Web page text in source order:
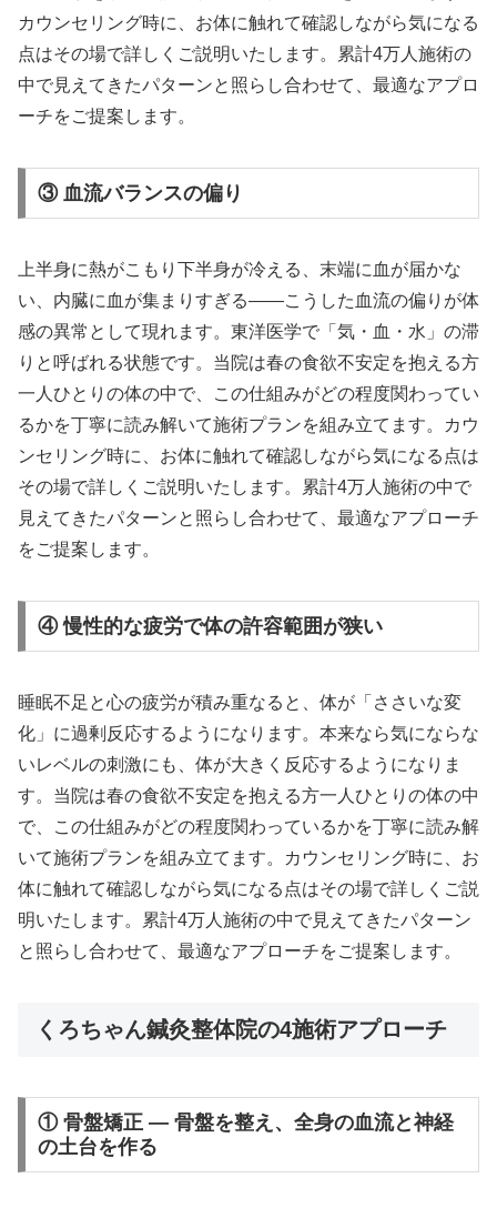
カウンセリング時に、お体に触れて確認しながら気になる
点はその場で詳しくご説明いたします。累計4万人施術の
中で見えてきたパターンと照らし合わせて、最適なアプロ
ーチをご提案します。
③ 血流バランスの偏り
上半身に熱がこもり下半身が冷える、末端に血が届かな
い、内臓に血が集まりすぎる——こうした血流の偏りが体
感の異常として現れます。東洋医学で「気・血・水」の滞
りと呼ばれる状態です。当院は春の食欲不安定を抱える方
一人ひとりの体の中で、この仕組みがどの程度関わってい
るかを丁寧に読み解いて施術プランを組み立てます。カウ
ンセリング時に、お体に触れて確認しながら気になる点は
その場で詳しくご説明いたします。累計4万人施術の中で
見えてきたパターンと照らし合わせて、最適なアプローチ
をご提案します。
④ 慢性的な疲労で体の許容範囲が狭い
睡眠不足と心の疲労が積み重なると、体が「ささいな変
化」に過剰反応するようになります。本来なら気にならな
いレベルの刺激にも、体が大きく反応するようになりま
す。当院は春の食欲不安定を抱える方一人ひとりの体の中
で、この仕組みがどの程度関わっているかを丁寧に読み解
いて施術プランを組み立てます。カウンセリング時に、お
体に触れて確認しながら気になる点はその場で詳しくご説
明いたします。累計4万人施術の中で見えてきたパターン
と照らし合わせて、最適なアプローチをご提案します。
くろちゃん鍼灸整体院の4施術アプローチ
① 骨盤矯正 — 骨盤を整え、全身の血流と神経
の土台を作る